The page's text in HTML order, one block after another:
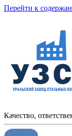
Перейти к
Качество,